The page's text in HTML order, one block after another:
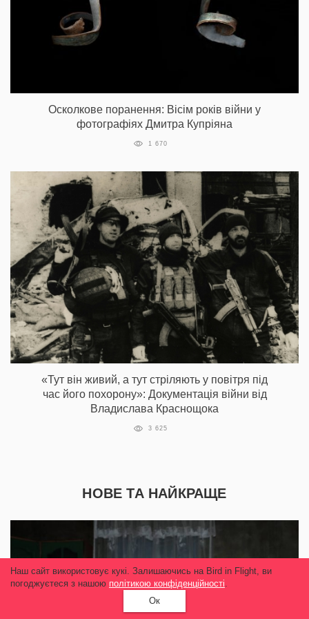
Осколкове поранення: Вісім років війни у
фотографіях Дмитра Купріяна
1 670
«Тут він живий, а тут стріляють у повітря під
час його похорону»: Документація війни від
Владислава Краснощока
3 625
НОВЕ ТА НАЙКРАЩЕ
Наш сайт використовує кукі. Залишаючись на Bird in Flight, ви
погоджуєтеся з нашою політикою конфіденційності.
Ок